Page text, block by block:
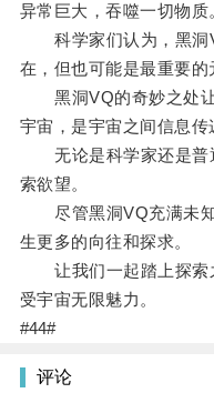
异常巨大，吞噬一切物质
科学家们认为，黑洞
在，但也可能是最重要的
黑洞VQ的奇妙之处让
宇宙，是宇宙之间信息传
无论是科学家还是普
索欲望。
尽管黑洞VQ充满未知
生更多的向往和探求。
让我们一起踏上探索
受宇宙无限魅力。
#44#
评论